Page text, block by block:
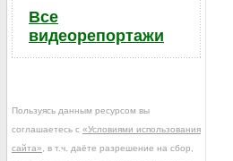
Все
видеорепортажи
Пользуясь данным ресурсом вы
соглашаетесь с «Условиями использования
сайта» , в т.ч. даёте разрешение на сбор,